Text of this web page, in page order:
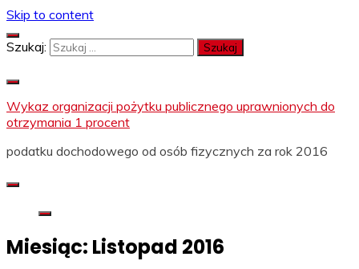
Skip to content
Szukaj:
Wykaz organizacji pożytku publicznego uprawnionych do
otrzymania 1 procent
podatku dochodowego od osób fizycznych za rok 2016
Miesiąc: Listopad 2016